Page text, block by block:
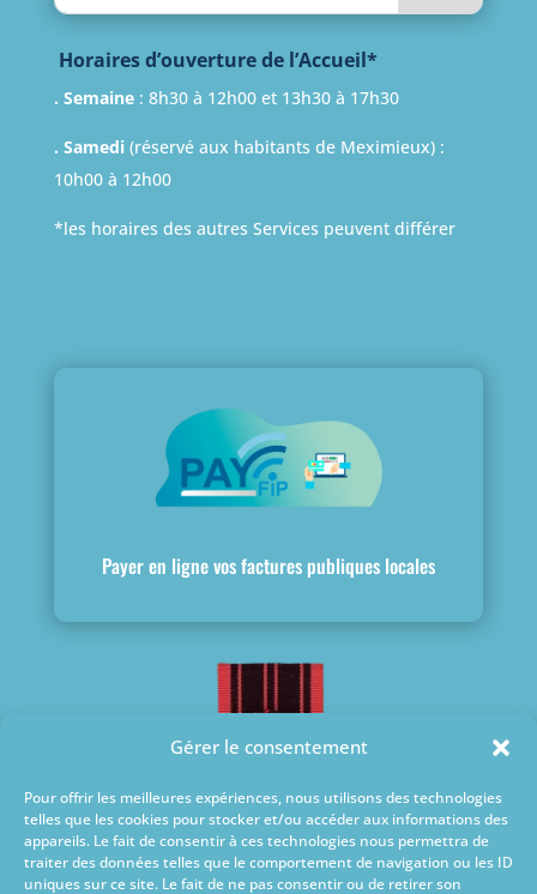
Gérer le consentement
Pour offrir les meilleures expériences, nous utilisons des technologies
telles que les cookies pour stocker et/ou accéder aux informations des
appareils. Le fait de consentir à ces technologies nous permettra de
traiter des données telles que le comportement de navigation ou les ID
uniques sur ce site. Le fait de ne pas consentir ou de retirer son
Horaires d’ouverture de l’Accueil*
. Semaine: 8h30 à 12h00 et 13h30 à 17h30
. Samedi(réservé aux habitants de Meximieux) :
10h00 à 12h00
*les horaires des autres Services peuvent différer
Payer en ligne vos factures publiques locales